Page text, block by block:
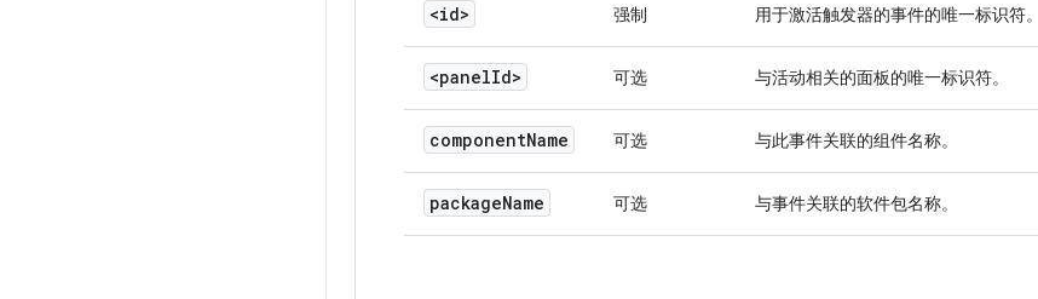
<id> 强制 用于激活触发器的事件的唯一标识符。
<panelId> 可选 与活动相关的面板的唯一标识符。
componentName 可选 与此事件关联的组件名称。
packageName 可选 与事件关联的软件包名称。